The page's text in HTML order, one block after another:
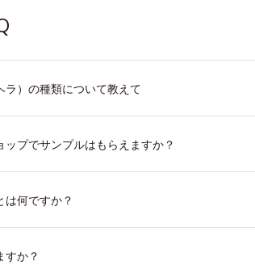
ラ）の種類について教えて
ップでサンプルはもらえますか？
は何ですか？
すか？